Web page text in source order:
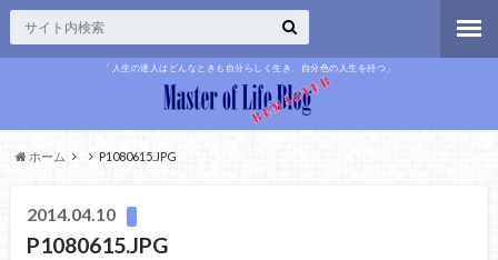
「人生の達人はどんなときも自分らしく生き、自分色の人生を持つ」
ホーム P1080615.JPG
2014.04.10
P1080615.JPG